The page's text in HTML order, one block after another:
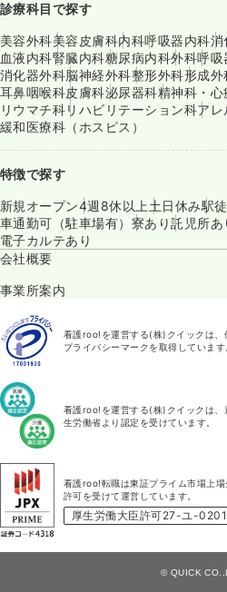
診療科目で探す
美容外科美容皮膚科内科呼吸器内科消
血液内科腎臓内科糖尿病内科外科呼吸
消化器外科脳神経外科整形外科形成外
耳鼻咽喉科皮膚科泌尿器科精神科・心
リウマチ科リハビリテーション科アレ
緩和医療科（ホスピス）
特徴で探す
新規オープン4週8休以上 土日休み駅
車通勤可（駐車場有） 寮あり託児所あ
電子カルテあり
会社概要
事業所案内
看護roo!を運営する(株)クイックは、
プライバシーマークを取得しています
看護roo!を運営する(株)クイックは、
生労働省より認定を受けています。
看護roo!転職は東証プライム市場上
許可を受けて運営しています。
厚生労働大臣許可27-ユ-
© QUICK